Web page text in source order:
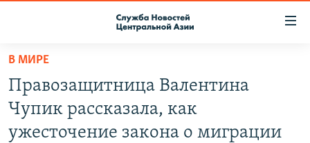
Вернуться
основному
содержанию
Вернутся
ПОДПИСКА
КОНТАКТЫ
В МИРЕ
Правозащитница Валентина
Чупик рассказала, как
ужесточение закона о миграции